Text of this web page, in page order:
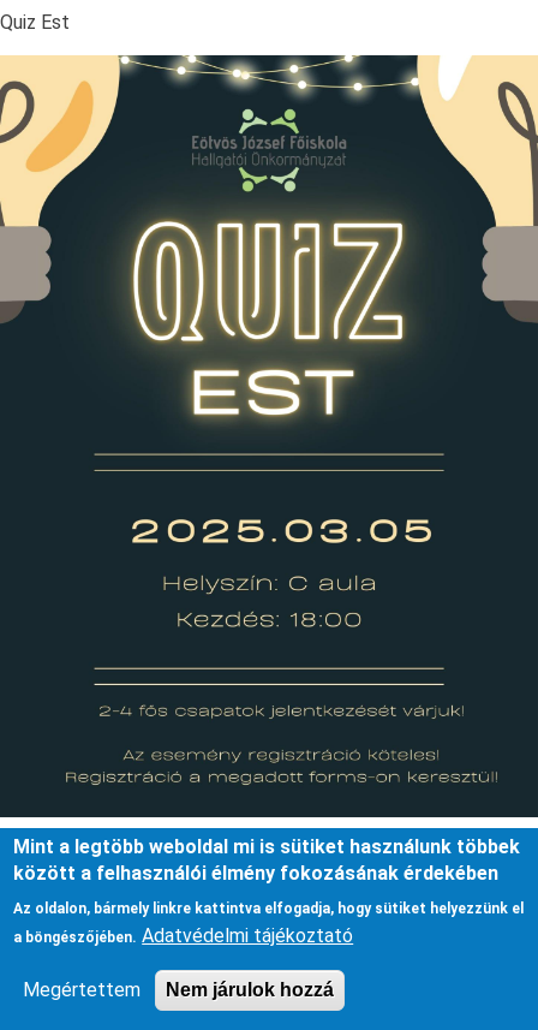
Mint a legtöbb weboldal mi is sütiket használunk többek
között a felhasználói élmény fokozásának érdekében
Az oldalon, bármely linkre kattintva elfogadja, hogy sütiket helyezzünk el
a böngészőjében. Adatvédelmi tájékoztató
Megértettem Nem járulok hozzá
Quiz Est
Sörpong